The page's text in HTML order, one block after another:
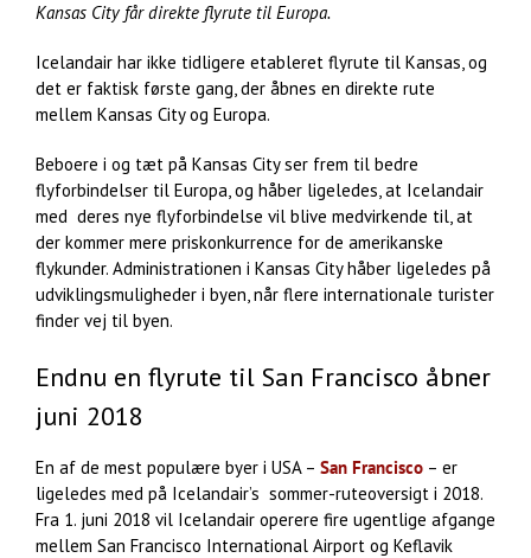
Kansas City får direkte flyrute til Europa.
Icelandair har ikke tidligere etableret flyrute til Kansas, og
det er faktisk første gang, der åbnes en direkte rute
mellem Kansas City og Europa.
Beboere i og tæt på Kansas City ser frem til bedre
flyforbindelser til Europa, og håber ligeledes, at Icelandair
med deres nye flyforbindelse vil blive medvirkende til, at
der kommer mere priskonkurrence for de amerikanske
flykunder. Administrationen i Kansas City håber ligeledes på
udviklingsmuligheder i byen, når flere internationale turister
finder vej til byen.
Endnu en flyrute til San Francisco åbner
juni 2018
En af de mest populære byer i USA – San Francisco – er
ligeledes med på Icelandair’s sommer-ruteoversigt i 2018.
Fra 1. juni 2018 vil Icelandair operere fire ugentlige afgange
mellem San Francisco International Airport og Keflavik